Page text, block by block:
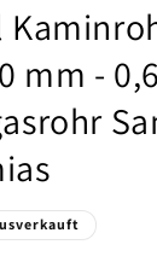
mm -